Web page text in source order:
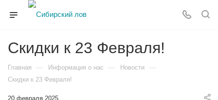
Скидки к 23 Февраля!
Главная — Информация о нас — Новости —
Скидки к 23 Февраля!
20 февраля 2025